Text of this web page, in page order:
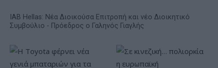
IAB Hellas: Νέα Διοικούσα Επιτροπή και νέο Διοικητικό
Συμβούλιο - Πρόεδρος ο Γαληνός Γιαγλής